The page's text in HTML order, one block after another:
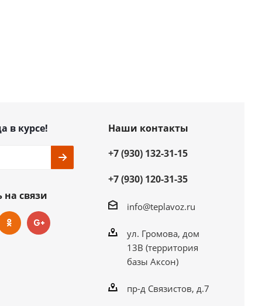
в курсе!
на связи
Наши контакты
+7 (930) 132-31-15
+7 (930) 120-31-35
info@teplavoz.ru
ул. Громова, дом
13В (территория
базы Аксон)
пр-д Связистов, д.7